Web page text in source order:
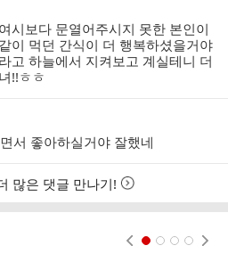
시보다 문열어주시지 못한 본인이
이 먹던 간식이 더 행복하셨을거야
고 하늘에서 지켜보고 계실테니 더
!!ㅎㅎ
서 좋아하실거야 잘했네
많은 댓글 만나기!